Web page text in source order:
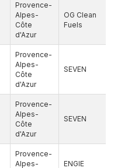
Provence-
Alpes-
Côte
d'Azur
OG Clean
Fuels
Provence-
Alpes-
Côte
d'Azur
SEVEN
Provence-
Alpes-
Côte
d'Azur
SEVEN
Provence-
Alpes-
ENGIE